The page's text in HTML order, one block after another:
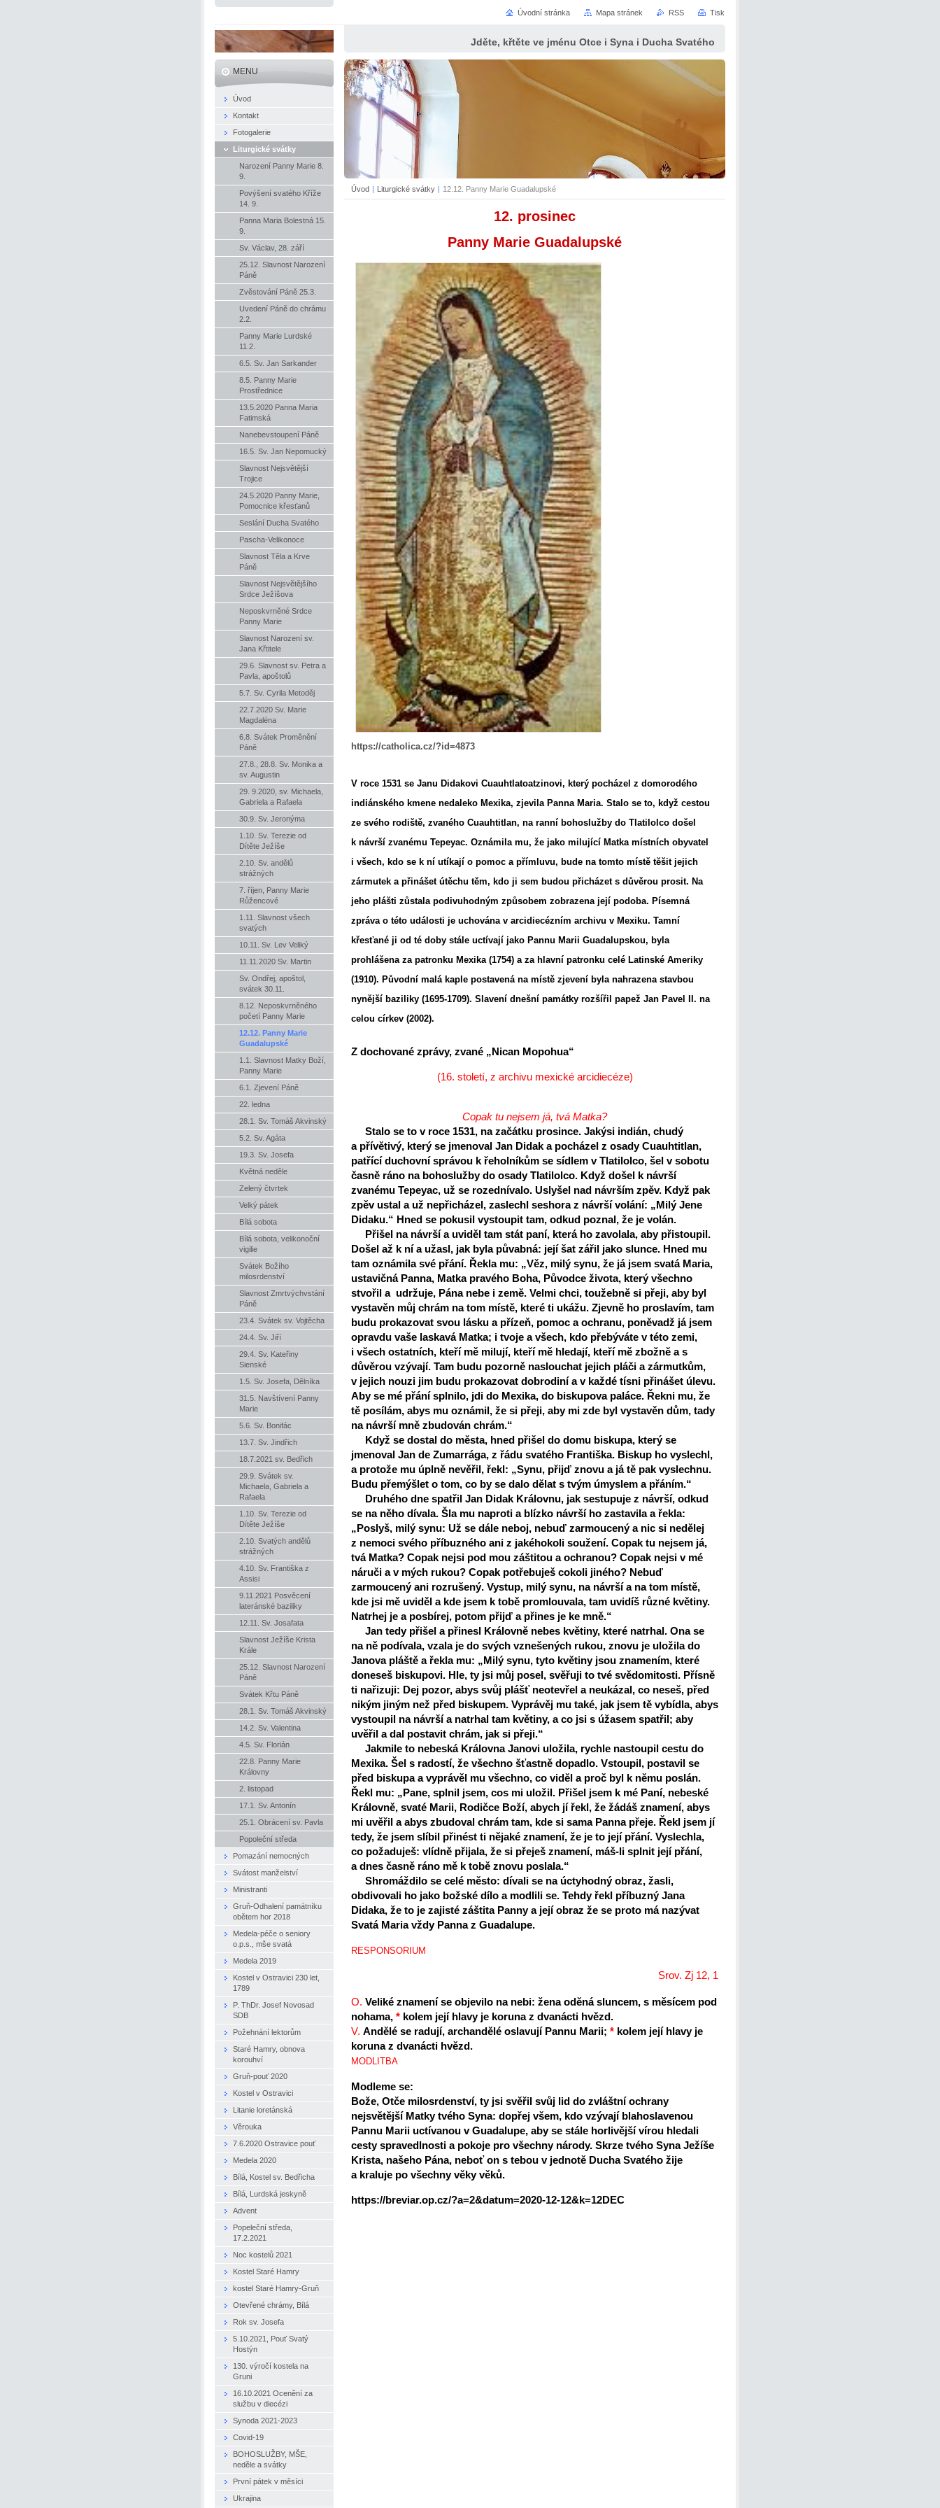
Jděte, křtěte ve jménu Otce i Syna i Ducha Svatého
Úvod | Liturgické svátky | 12.12. Panny Marie Guadalupské
12. prosinec
Panny Marie Guadalupské
https://catholica.cz/?id=4873
V roce 1531 se Janu Didakovi Cuauhtlatoatzinovi, který pocházel z domorodého
indiánského kmene nedaleko Mexika, zjevila Panna Maria. Stalo se to, když cestou
ze svého rodiště, zvaného Cuauhtitlan, na ranní bohoslužby do Tlatilolco došel
k návrší zvanému Tepeyac. Oznámila mu, že jako milující Matka místních obyvatel
i všech, kdo se k ní utíkají o pomoc a přímluvu, bude na tomto místě těšit jejich
zármutek a přinášet útěchu těm, kdo ji sem budou přicházet s důvěrou prosit. Na
jeho plášti zůstala podivuhodným způsobem zobrazena její podoba. Písemná
zpráva o této události je uchována v arcidiecézním archivu v Mexiku. Tamní
křesťané ji od té doby stále uctívají jako Pannu Marii Guadalupskou, byla
prohlášena za patronku Mexika (1754) a za hlavní patronku celé Latinské Ameriky
(1910). Původní malá kaple postavená na místě zjevení byla nahrazena stavbou
nynější baziliky (1695-1709). Slavení dnešní památky rozšířil papež Jan Pavel II. na
celou církev (2002).
Z dochované zprávy, zvané „Nican Mopohua“
(16. století, z archivu mexické arcidiecéze)
Copak tu nejsem já, tvá Matka?
Stalo se to v roce 1531, na začátku prosince. Jakýsi indián, chudý
a přívětivý, který se jmenoval Jan Didak a pocházel z osady Cuauhtitlan,
patřící duchovní správou k řeholníkům se sídlem v Tlatilolco, šel v sobotu
časně ráno na bohoslužby do osady Tlatilolco. Když došel k návrší
zvanému Tepeyac, už se rozednívalo. Uslyšel nad návrším zpěv. Když pak
zpěv ustal a už nepřicházel, zaslechl seshora z návrší volání: „Milý Jene
Didaku.“ Hned se pokusil vystoupit tam, odkud poznal, že je volán.
Přišel na návrší a uviděl tam stát paní, která ho zavolala, aby přistoupil.
Došel až k ní a užasl, jak byla půvabná: její šat zářil jako slunce. Hned mu
tam oznámila své přání. Řekla mu: „Věz, milý synu, že já jsem svatá Maria,
ustavičná Panna, Matka pravého Boha, Původce života, který všechno
stvořil a udržuje, Pána nebe i země. Velmi chci, toužebně si přeji, aby byl
vystavěn můj chrám na tom místě, které ti ukážu. Zjevně ho proslavím, tam
budu prokazovat svou lásku a přízeň, pomoc a ochranu, poněvadž já jsem
opravdu vaše laskavá Matka; i tvoje a všech, kdo přebýváte v této zemi,
i všech ostatních, kteří mě milují, kteří mě hledají, kteří mě zbožně a s
důvěrou vzývají. Tam budu pozorně naslouchat jejich pláči a zármutkům,
v jejich nouzi jim budu prokazovat dobrodiní a v každé tísni přinášet úlevu.
Aby se mé přání splnilo, jdi do Mexika, do biskupova paláce. Řekni mu, že
tě posílám, abys mu oznámil, že si přeji, aby mi zde byl vystavěn dům, tady
na návrší mně zbudován chrám.“
Když se dostal do města, hned přišel do domu biskupa, který se
jmenoval Jan de Zumarrága, z řádu svatého Františka. Biskup ho vyslechl,
a protože mu úplně nevěřil, řekl: „Synu, přijď znovu a já tě pak vyslechnu.
Budu přemýšlet o tom, co by se dalo dělat s tvým úmyslem a přáním.“
Druhého dne spatřil Jan Didak Královnu, jak sestupuje z návrší, odkud
se na něho dívala. Šla mu naproti a blízko návrší ho zastavila a řekla:
„Poslyš, milý synu: Už se dále neboj, nebuď zarmoucený a nic si nedělej
z nemoci svého příbuzného ani z jakéhokoli soužení. Copak tu nejsem já,
tvá Matka? Copak nejsi pod mou záštitou a ochranou? Copak nejsi v mé
náruči a v mých rukou? Copak potřebuješ cokoli jiného? Nebuď
zarmoucený ani rozrušený. Vystup, milý synu, na návrší a na tom místě,
kde jsi mě uviděl a kde jsem k tobě promlouvala, tam uvidíš různé květiny.
Natrhej je a posbírej, potom přijď a přines je ke mně.“
Jan tedy přišel a přinesl Královně nebes květiny, které natrhal. Ona se
na ně podívala, vzala je do svých vznešených rukou, znovu je uložila do
Janova pláště a řekla mu: „Milý synu, tyto květiny jsou znamením, které
doneseš biskupovi. Hle, ty jsi můj posel, svěřuji to tvé svědomitosti. Přísně
ti nařizuji: Dej pozor, abys svůj plášť neotevřel a neukázal, co neseš, před
nikým jiným než před biskupem. Vyprávěj mu také, jak jsem tě vybídla, abys
vystoupil na návrší a natrhal tam květiny, a co jsi s úžasem spatřil; aby
uvěřil a dal postavit chrám, jak si přeji.“
Jakmile to nebeská Královna Janovi uložila, rychle nastoupil cestu do
Mexika. Šel s radostí, že všechno šťastně dopadlo. Vstoupil, postavil se
před biskupa a vyprávěl mu všechno, co viděl a proč byl k němu poslán.
Řekl mu: „Pane, splnil jsem, cos mi uložil. Přišel jsem k mé Paní, nebeské
Královně, svaté Marii, Rodičce Boží, abych jí řekl, že žádáš znamení, abys
mi uvěřil a abys zbudoval chrám tam, kde si sama Panna přeje. Řekl jsem jí
tedy, že jsem slíbil přinést ti nějaké znamení, že je to její přání. Vyslechla,
co požaduješ: vlídně přijala, že si přeješ znamení, máš-li splnit její přání,
a dnes časně ráno mě k tobě znovu poslala.“
Shromáždilo se celé město: dívali se na úctyhodný obraz, žasli,
obdivovali ho jako božské dílo a modlili se. Tehdy řekl příbuzný Jana
Didaka, že to je zajisté záštita Panny a její obraz že se proto má nazývat
Svatá Maria vždy Panna z Guadalupe.
RESPONSORIUM
Srov. Zj 12, 1
O. Veliké znamení se objevilo na nebi: žena oděná sluncem, s měsícem pod
nohama, * kolem její hlavy je koruna z dvanácti hvězd.
V. Andělé se radují, archandělé oslavují Pannu Marii; * kolem její hlavy je
koruna z dvanácti hvězd.
MODLITBA
Modleme se:
Bože, Otče milosrdenství, ty jsi svěřil svůj lid do zvláštní ochrany
nejsvětější Matky tvého Syna: dopřej všem, kdo vzývají blahoslavenou
Pannu Marii uctívanou v Guadalupe, aby se stále horlivější vírou hledali
cesty spravedlnosti a pokoje pro všechny národy. Skrze tvého Syna Ježíše
Krista, našeho Pána, neboť on s tebou v jednotě Ducha Svatého žije
a kraluje po všechny věky věků.
https://breviar.op.cz/?a=2&datum=2020-12-12&k=12DEC
MENU
Úvod
Kontakt
Fotogalerie
Liturgické svátky
Narození Panny Marie 8.
9.
Povýšení svatého Kříže
14. 9.
Panna Maria Bolestná 15.
9.
Sv. Václav, 28. září
25.12. Slavnost Narození
Páně
Zvěstování Páně 25.3.
Uvedení Páně do chrámu
2.2.
Panny Marie Lurdské
11.2.
6.5. Sv. Jan Sarkander
8.5. Panny Marie
Prostřednice
13.5.2020 Panna Maria
Fatimská
Nanebevstoupení Páně
16.5. Sv. Jan Nepomucký
Slavnost Nejsvětější
Trojice
24.5.2020 Panny Marie,
Pomocnice křesťanů
Seslání Ducha Svatého
Pascha-Velikonoce
Slavnost Těla a Krve
Páně
Slavnost Nejsvětějšího
Srdce Ježíšova
Neposkvrněné Srdce
Panny Marie
Slavnost Narození sv.
Jana Křtitele
29.6. Slavnost sv. Petra a
Pavla, apoštolů
5.7. Sv. Cyrila Metoděj
22.7.2020 Sv. Marie
Magdaléna
6.8. Svátek Proměnění
Páně
27.8., 28.8. Sv. Monika a
sv. Augustin
29. 9.2020, sv. Michaela,
Gabriela a Rafaela
30.9. Sv. Jeronýma
1.10. Sv. Terezie od
Dítěte Ježíše
2.10. Sv. andělů
strážných
7. říjen, Panny Marie
Růžencové
1.11. Slavnost všech
svatých
10.11. Sv. Lev Veliký
11.11.2020 Sv. Martin
Sv. Ondřej, apoštol,
svátek 30.11.
8.12. Neposkvrněného
početí Panny Marie
12.12. Panny Marie
Guadalupské
1.1. Slavnost Matky Boží,
Panny Marie
6.1. Zjevení Páně
22. ledna
28.1. Sv. Tomáš Akvinský
5.2. Sv. Agáta
19.3. Sv. Josefa
Květná neděle
Zelený čtvrtek
Velký pátek
Bílá sobota
Bílá sobota, velikonoční
vigilie
Svátek Božího
milosrdenství
Slavnost Zmrtvýchvstání
Páně
23.4. Svátek sv. Vojtěcha
24.4. Sv. Jiří
29.4. Sv. Kateřiny
Sienské
1.5. Sv. Josefa, Dělníka
31.5. Navštívení Panny
Marie
5.6. Sv. Bonifác
13.7. Sv. Jindřich
18.7.2021 sv. Bedřich
29.9. Svátek sv.
Michaela, Gabriela a
Rafaela
1.10. Sv. Terezie od
Dítěte Ježíše
2.10. Svatých andělů
strážných
4.10. Sv. Františka z
Assisi
9.11.2021 Posvěcení
lateránské baziliky
12.11. Sv. Josafata
Slavnost Ježíše Krista
Krále
25.12. Slavnost Narození
Páně
Svátek Křtu Páně
28.1. Sv. Tomáš Akvinský
14.2. Sv. Valentina
4.5. Sv. Florián
22.8. Panny Marie
Královny
2. listopad
17.1. Sv. Antonín
25.1. Obrácení sv. Pavla
Popoleční středa
Pomazání nemocných
Svátost manželství
Ministranti
Gruň-Odhalení památníku
obětem hor 2018
Medela-péče o seniory
o.p.s., mše svatá
Medela 2019
Kostel v Ostravici 230 let,
1789
P. ThDr. Josef Novosad
SDB
Požehnání lektorům
Staré Hamry, obnova
korouhví
Gruň-pouť 2020
Kostel v Ostravici
Litanie loretánská
Věrouka
7.6.2020 Ostravice pouť
Medela 2020
Bílá, Kostel sv. Bedřicha
Bílá, Lurdská jeskyně
Advent
Popeleční středa,
17.2.2021
Noc kostelů 2021
Kostel Staré Hamry
kostel Staré Hamry-Gruň
Otevřené chrámy, Bílá
Rok sv. Josefa
5.10.2021, Pouť Svatý
Hostýn
130. výročí kostela na
Gruni
16.10.2021 Ocenění za
službu v diecézi
Synoda 2021-2023
Covid-19
BOHOSLUŽBY, MŠE,
neděle a svátky
První pátek v měsíci
Ukrajina
Úvodní stránka Mapa stránek RSS Tisk